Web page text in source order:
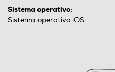
Sistema operativo:
Sistema operativo iOS